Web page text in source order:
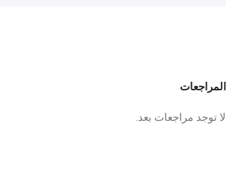
المراجعات
لا توجد مراجعات بعد.